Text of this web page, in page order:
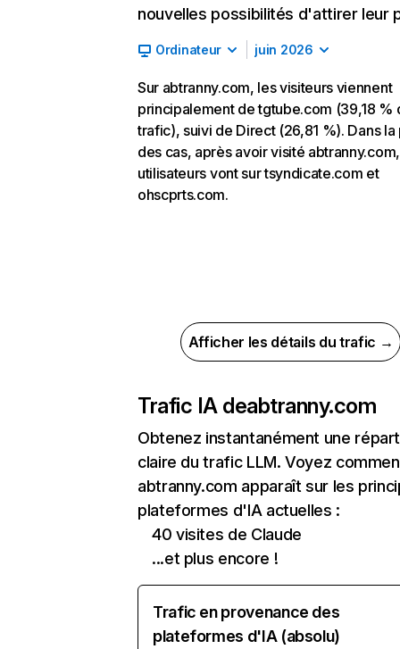
nouvelles possibilités d'attirer leur
Ordinateur juin 2026
Sur abtranny.com, les visiteurs viennent
principalement de tgtube.com (39,18 %
trafic), suivi de Direct (26,81 %). Dans la
des cas, après avoir visité
utilisateurs vont sur tsyndicate.com et
ohscprts.com.
Afficher les détails du trafic →
Trafic IA deabtranny.com
Obtenez instantanément une
claire du trafic LLM. Voyez
abtranny.com apparaît sur les
plateformes d'IA actuelles :
40 visites de Claude
...et plus encore !
Trafic en provenance des
plateformes d'IA (absolu)